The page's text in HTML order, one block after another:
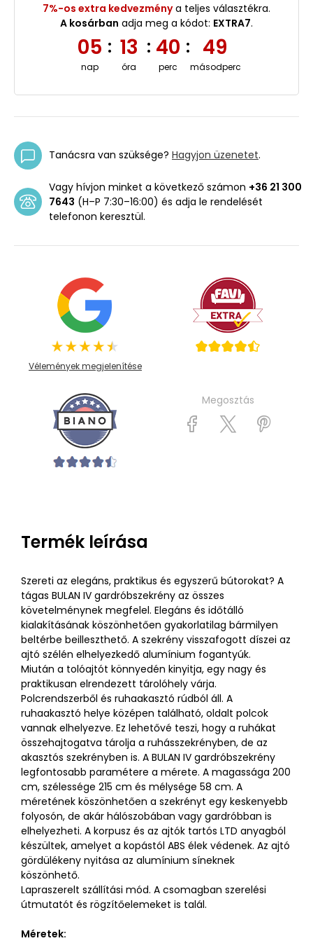
7%-os extra kedvezménya teljes választékra.
A kosárban adja meg a kódot: EXTRA7.
05
nap
: 13
óra
: 40
perc
: 49
másodperc
Tanácsra van szüksége? Hagyjon üzenetet.
Vagy hívjon minket a következő számon +36 21 300
7643 (H–P 7:30–16:00) és adja le rendelését
telefonon keresztül.
Vélemények megjelenítése
Megosztás
Termék leírása
Szereti az elegáns, praktikus és egyszerű bútorokat? A
tágas BULAN IV gardróbszekrény az összes
követelménynek megfelel. Elegáns és időtálló
kialakításának köszönhetően gyakorlatilag bármilyen
beltérbe beilleszthető. A szekrény visszafogott díszei az
ajtó szélén elhelyezkedő alumínium fogantyúk.
Miután a tolóajtót könnyedén kinyitja, egy nagy és
praktikusan elrendezett tárolóhely várja.
Polcrendszerből és ruhaakasztó rúdból áll. A
ruhaakasztó helye középen található, oldalt polcok
vannak elhelyezve. Ez lehetővé teszi, hogy a ruhákat
összehajtogatva tárolja a ruhásszekrényben, de az
akasztós szekrényben is. A BULAN IV gardróbszekrény
legfontosabb paramétere a mérete. A magassága 200
cm, szélessége 215 cm és mélysége 58 cm. A
méretének köszönhetően a szekrényt egy keskenyebb
folyosón, de akár hálószobában vagy gardróbban is
elhelyezheti. A korpusz és az ajtók tartós LTD anyagból
készültek, amelyet a kopástól ABS élek védenek. Az ajtó
gördülékeny nyitása az alumínium síneknek
köszönhető.
Lapraszerelt szállítási mód. A csomagban szerelési
útmutatót és rögzítőelemeket is talál.
Méretek: